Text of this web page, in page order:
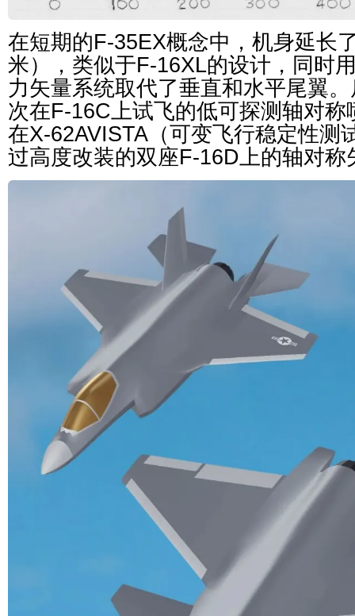
在短期的F-35EX概念中，机身延长
米），类似于F-16XL的设计，同时
力矢量系统取代了垂直和水平尾翼
次在F-16C上试飞的低可探测轴对
在X-62AVISTA（可变飞行稳定性
过高度改装的双座F-16D上的轴对称